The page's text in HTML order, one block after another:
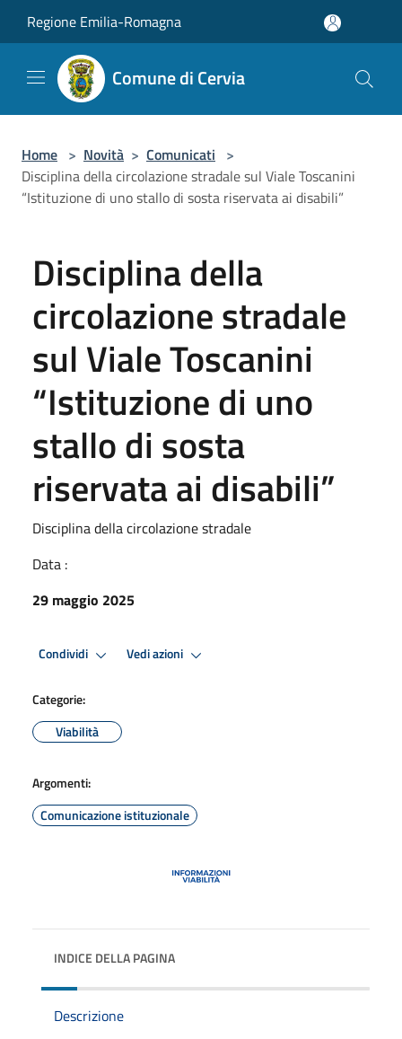
Regione Emilia-Romagna
Comune di Cervia
Home > Novità > Comunicati >
Disciplina della circolazione stradale sul Viale Toscanini
“Istituzione di uno stallo di sosta riservata ai disabili”
Disciplina della
circolazione stradale
sul Viale Toscanini
“Istituzione di uno
stallo di sosta
riservata ai disabili”
Disciplina della circolazione stradale
Data :
29 maggio 2025
Condividi Vedi azioni
Categorie:
Viabilità
Argomenti:
Comunicazione istituzionale
INDICE DELLA PAGINA
Descrizione